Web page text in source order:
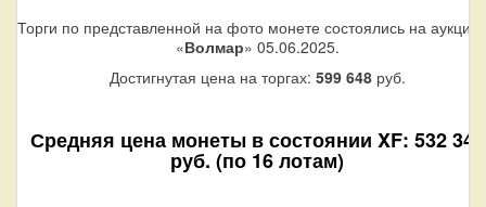
Торги по представленной на фото монете состоялись на
«Волмар» 05.06.2025.
Достигнутая цена на торгах: 599 648руб.
Средняя цена монеты в состоянии XF: 532 340
руб. (по 16 лотам)